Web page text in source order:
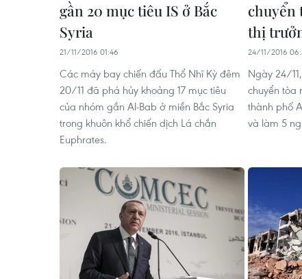
gần 20 mục tiêu IS ở Bắc
Syria
21/11/2016 01:46
Các máy bay chiến đấu Thổ Nhĩ Kỳ đêm
20/11 đã phá hủy khoảng 17 mục tiêu
của nhóm gần Al-Bab ở miền Bắc Syria
trong khuôn khổ chiến dịch Lá chắn
Euphrates.
chuyển
thị
24/11/2016
Ngày 24/
chuyển tòa
thành phố
và làm 5